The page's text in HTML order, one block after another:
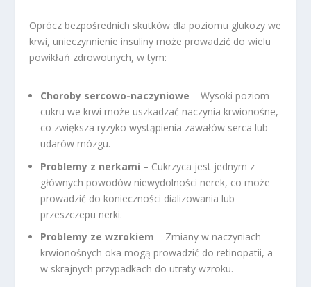
Oprócz bezpośrednich skutków dla poziomu glukozy we
krwi, unieczynnienie insuliny może prowadzić do wielu
powikłań zdrowotnych, w tym:
Choroby sercowo-naczyniowe – Wysoki poziom
cukru we krwi może uszkadzać naczynia krwionośne,
co zwiększa ryzyko wystąpienia zawałów serca lub
udarów mózgu.
Problemy z nerkami – Cukrzyca jest jednym z
głównych powodów niewydolności nerek, co może
prowadzić do konieczności dializowania lub
przeszczepu nerki.
Problemy ze wzrokiem – Zmiany w naczyniach
krwionośnych oka mogą prowadzić do retinopatii, a
w skrajnych przypadkach do utraty wzroku.